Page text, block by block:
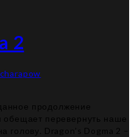
2
продолжение
обещает перевернуть наше
голову. Dragon’s Dogma 2 –